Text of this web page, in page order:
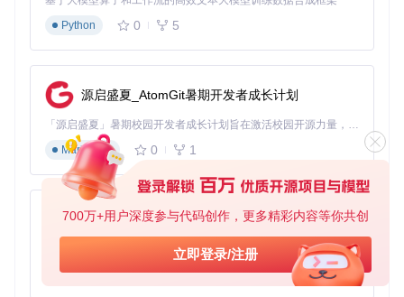
700万+用户深度参与代码创作，更多精彩内容等你共创
立即登录/注册
场景
移动端部
析、日常使用
易、专业应用
硬件
要求
普通PC 带GPU的PC 专业工作站
选择建议：新手入门推荐从Kronos-small开始，既能获得良好
的预测效果，又不会对硬件有过高要求。
实战案例：Kronos预测能力深度解析
Kronos在实际应用中展现出卓越的预测能力，能够准确识别市
场趋势和关键转折时机。以下是几个典型应用场景的效果展
Python
0 5
源启盛夏_AtomGit暑期开发者成长计划
「源启盛夏」暑期校园开发者成长计划旨在激活校园开源力量，通过积分激励、认证扶持、资源倾斜等形式，引导高校组织和开发者完成「入驻 — 建项目 — 做贡献 — 获认证 — 得资源」的完整闭环。无论你是想带领社团入驻平台的组织者，还是希望用代码贡献证明自己的开发者，都能在这里找到属于你的成长路径。
Markdown
0 1
py-xiaozhi
基于Python的Xiaozhi AI，适用于想要完整Xiaozhi体验而无需拥有专用硬件的用户。
Python
0 1